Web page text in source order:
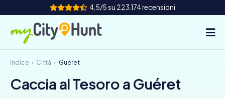
4,5/5 su 223.174 recensioni
Come funziona
Città
Indice Città Guéret
Caccia al Tesoro a Guéret